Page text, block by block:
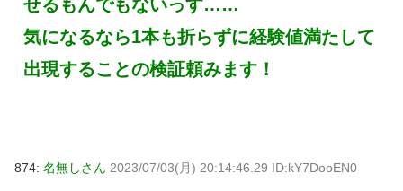
せるもんでもないっす……
気になるなら1本も折らずに経験値満たして
出現することの検証頼みます！
874: 名無しさん 2023/07/03(月) 20:14:46.29 ID:kY7DooEN0